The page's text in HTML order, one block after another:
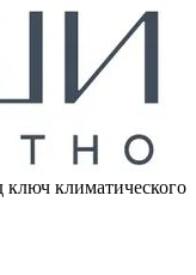
климатического